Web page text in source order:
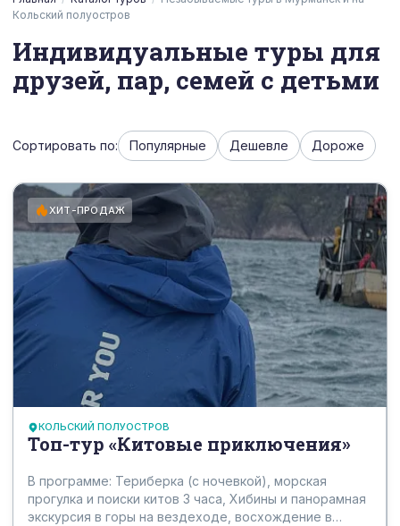
Кольский полуостров
Индивидуальные туры для
друзей, пар, семей с детьми
Сортировать по: Популярные Дешевле Дороже
ХИТ-ПРОДАЖ
КОЛЬСКИЙ ПОЛУОСТРОВ
Топ-тур «Китовые приключения»
В программе: Териберка (с ночевкой), морская
прогулка и поиски китов 3 часа, Хибины и панорамная
экскурсия в горы на вездеходе, восхождение в